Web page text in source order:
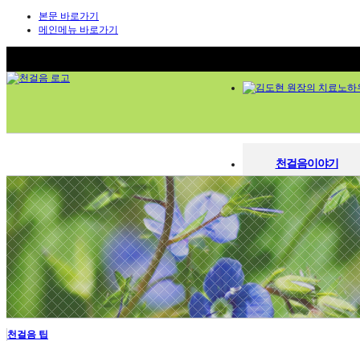
본문 바로가기
메인메뉴 바로가기
천걸음이야기
한의원소개
의료진소개
김도현 원장의 치료노하
청정한약 시스템
시설둘러보기
천걸음이야기
한의원소개
의료진 소개
김도현 원장의 치료노하우
청정한약 시스템
시설 둘러보기
오시는 길
척추관절
척추디스크
관절염
천걸음 팁